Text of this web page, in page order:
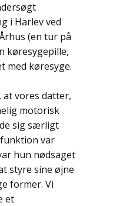
i Harlev ved
(en tur på
køresygepille,
med køresyge.
at vores datter,
motorisk
sig særligt
var
hun nødsaget
styre sine øjne
former. Vi
et